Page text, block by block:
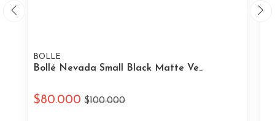
BOLLE
Bollé Nevada Small Black Matte Ve..
$80.000 $100.000